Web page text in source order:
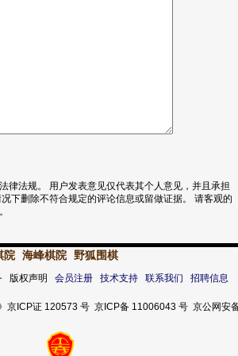
律法规。 用户发表意见仅代表其个人意见，并且承担
下删除不符合规定的评论信息或留做证据。 请客观的
院 海峰棋院 野狐围棋
版权声明 会员注册 技术支持 联系我们 招聘信息
京ICP证 120573 号 京ICP备 11006043 号 京公网安